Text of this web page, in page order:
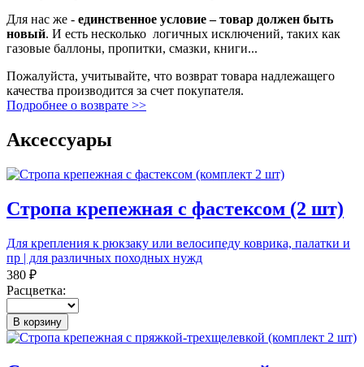
Для нас же - единственное условие – товар должен быть
новый. И есть несколько логичных исключений, таких как
газовые баллоны, пропитки, смазки, книги...
Пожалуйста, учитывайте, что возврат товара надлежащего
качества производится за счет покупателя.
Подробнее о возврате >>
Аксессуары
Стропа крепежная с фастексом (2 шт)
Для крепления к рюкзаку или велосипеду коврика, палатки и
пр | для различных походных нужд
380 ₽
Расцветка:
В корзину